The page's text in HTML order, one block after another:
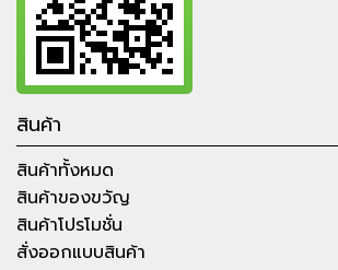
สินค้า
สินค้าทั้งหมด
สินค้าของขวัญ
สินค้าโปรโมชั่น
สั่งออกแบบสินค้า